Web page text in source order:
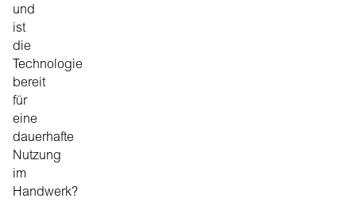
und
ist
die
Technologie
bereit
für
eine
dauerhafte
Nutzung
im
Handwerk?